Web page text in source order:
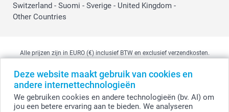
Deze website maakt gebruik van cookies en
andere internettechnologieën
We gebruiken cookies en andere technologieën (bv. AI) om
jou een betere ervaring aan te bieden. We analyseren
Switzerland - Suomi - Sverige - United Kingdom -
Other Countries
© smartphoto group. Alle rechten voorbehouden
smartphoto group NV.
Kwatrechtsteenweg 160, 9230 Wetteren, België
Alle prijzen zijn in EURO (€) inclusief BTW en exclusief verzendkosten.